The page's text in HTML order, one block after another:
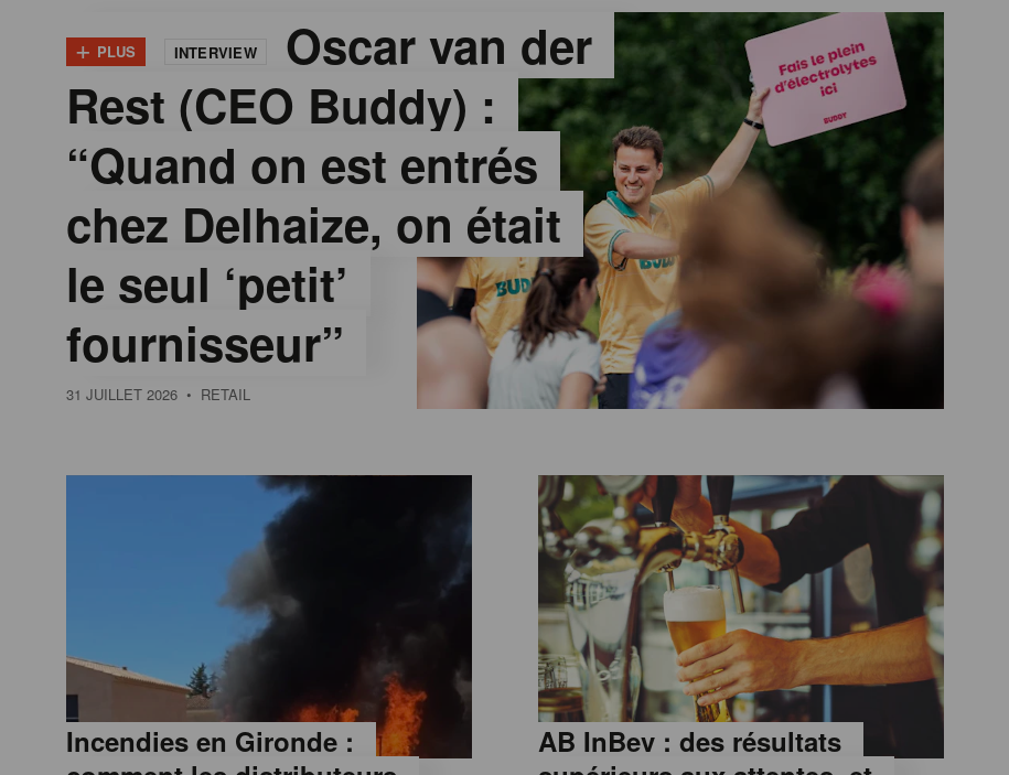
+ PLUS INTERVIEW
Oscar van der
Rest (CEO Buddy) :
“Quand on est entrés
chez Delhaize, on était
le seul ‘petit’
fournisseur”
31 JUILLET 2026 • RETAIL
Incendies en Gironde :
AB InBev : des résultats